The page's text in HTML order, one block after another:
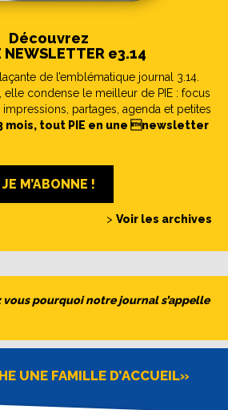
Découvrez
NEWSLETTER e3.14
de l’emblématique journal 3.14.
elle condense le meilleur de PIE : focus
partages, agenda et petites
mois, tout PIE en une newsletter
JE M’ABONNE !
> Voir les archives
vous pourquoi notre journal s’appelle
UNE FAMILLE D’ACCUEIL»